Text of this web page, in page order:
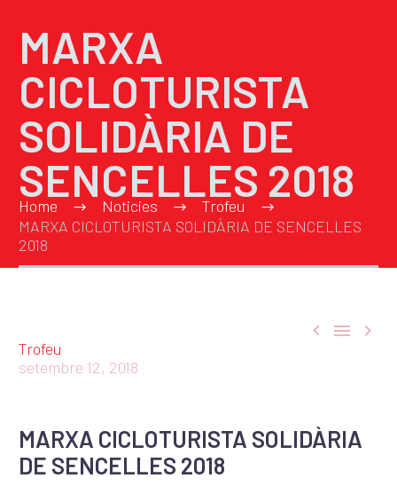
MARXA
CICLOTURISTA
SOLIDÀRIA DE
SENCELLES 2018
Home Noticies
Trofeu
MARXA CICLOTURISTA SOLIDÀRIA DE SENCELLES
2018
  
Trofeu
setembre 12, 2018
MARXA CICLOTURISTA SOLIDÀRIA
DE SENCELLES 2018